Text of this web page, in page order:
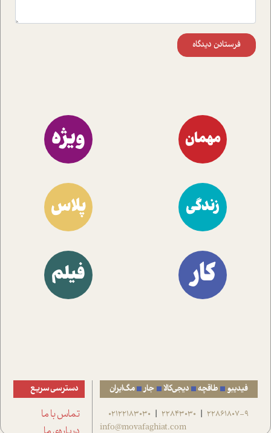
فرستادن دیدگاه
مهمان ویژه
زندگی پلاس
کار فیلم
فیدیبو طاقچه دیجی‌کالا جار مگ‌ایران
22861807-9
|
22843030
|
02122183030
info@movafaghiat.com
دسترسی سریع
تماس با ما